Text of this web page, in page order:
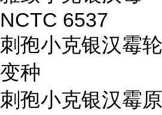
NCTC 6537
刺孢小克银汉霉
变种
刺孢小克银汉霉